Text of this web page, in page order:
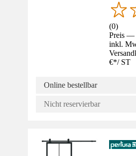
(0)
Preis —
inkl.
€*/ ST
Online bestellbar
Nicht reservierbar